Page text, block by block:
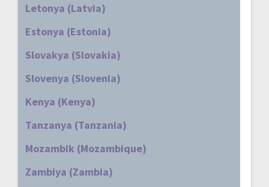
Letonya (Latvia)
Estonya (Estonia)
Slovakya (Slovakia)
Slovenya (Slovenia)
Kenya (Kenya)
Tanzanya (Tanzania)
Mozambik (Mozambique)
Zambiya (Zambia)